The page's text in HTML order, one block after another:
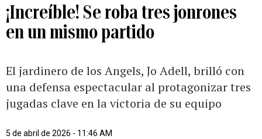
¡Increíble! Se roba tres jonrones
en un mismo partido
El jardinero de los Angels, Jo Adell, brilló con
una defensa espectacular al protagonizar tres
jugadas clave en la victoria de su equipo
5 de abril de 2026 - 11:46 AM